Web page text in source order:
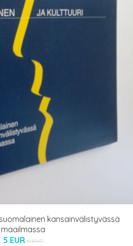
kansainvälistyvässä
maailmassa
5 EUR 6 EUR